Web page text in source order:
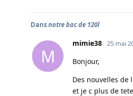
Dansnotre bac de 120l
M
mimie38 25 mai
Bonjour,
Des nouvelles
et je c plus de